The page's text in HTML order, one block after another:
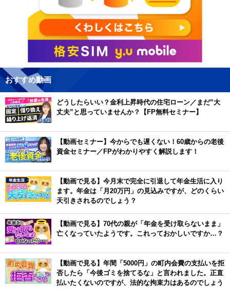
おすすめ動画
どうしたらいい？金利上昇時代の住宅ローン／まだ”大
丈夫”と思っていませんか？【FP無料セミナー】
【動画セミナー】今からでも遅くない！60歳からの老後
資金セミナー／FPがわかりやすく解説します！
【動画で見る】今月末で完全に引退して年金生活に入り
ます。年金は「月20万円」の見込みですが、どのくらい
天引きされるのでしょう？
【動画で見る】70代の親が「年金を受け取らないまま」
亡くなっていたようです。これっておかしいですか…？
【動画で見る】年間「5000円」の町内会費の支払いを拒
否したら「今後ゴミを捨てるな」と言われました。正直
払いたくないのですが、法的な拘束力はあるのでしょう